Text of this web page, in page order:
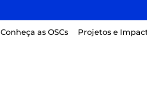
Conheça as OSCs Projetos e